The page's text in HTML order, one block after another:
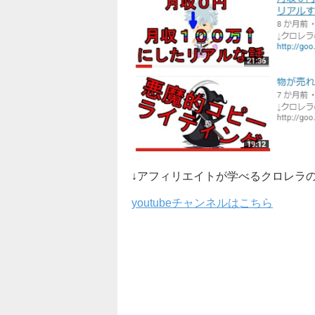
↓アフィリエイトが学べるクロレラ
youtubeチャンネルはこちら